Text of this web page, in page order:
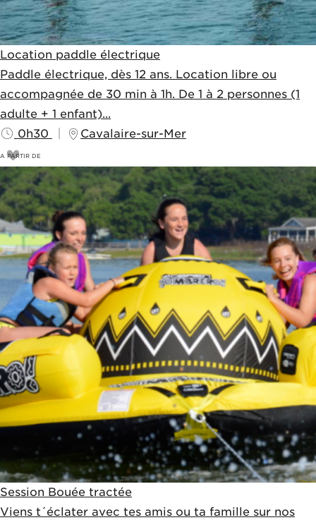
Location paddle électrique
Paddle électrique, dès 12 ans. Location libre ou
accompagnée de 30 min à 1h. De 1 à 2 personnes (1
adulte + 1 enfant)...
0h30
Cavalaire-sur-Mer
A PARTIR DE
18
20€
Session Bouée tractée
Viens t´éclater avec tes amis ou ta famille sur nos